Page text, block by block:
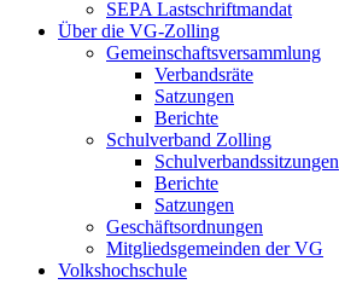
SEPA Lastschriftmandat
Über die VG-Zolling
Gemeinschaftsversammlung
Verbandsräte
Satzungen
Berichte
Schulverband Zolling
Schulverbandssitzungen
Berichte
Satzungen
Geschäftsordnungen
Mitgliedsgemeinden der VG
Volkshochschule